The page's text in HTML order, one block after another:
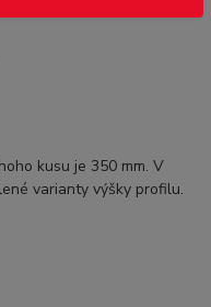
kusu je 350 mm. V
varianty výšky profilu.